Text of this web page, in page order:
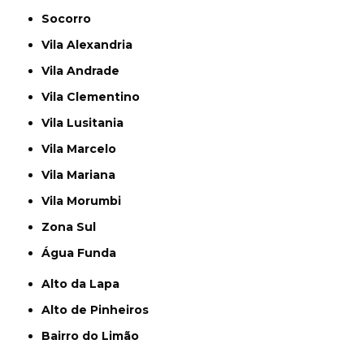
Socorro
Vila Alexandria
Vila Andrade
Vila Clementino
Vila Lusitania
Vila Marcelo
Vila Mariana
Vila Morumbi
Zona Sul
Água Funda
Alto da Lapa
Alto de Pinheiros
Bairro do Limão